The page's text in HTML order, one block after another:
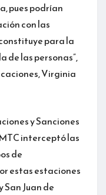
pues podrían
con las
para la
de las personas”,
Virginia
y Sanciones
interceptó las
de
estas estaciones
Juan de